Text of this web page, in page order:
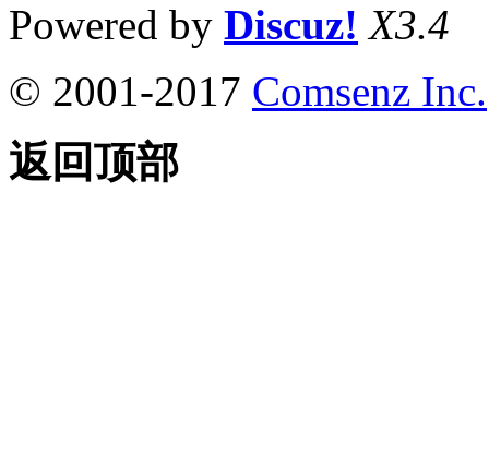
Powered by Discuz! X3.4
© 2001-2017 Comsenz Inc.
返回顶部